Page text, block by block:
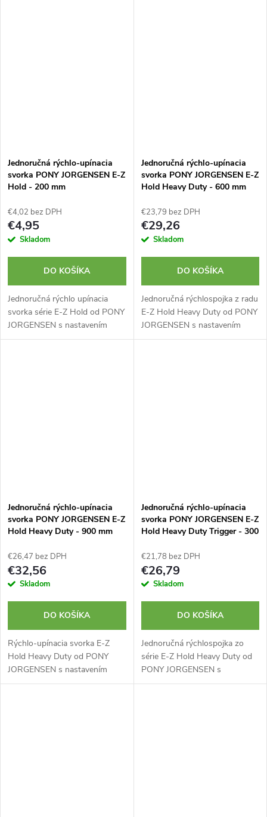
Jednoručná rýchlo-upínacia
svorka PONY JORGENSEN E-Z
Hold - 200 mm
€4,02 bez DPH
€4,95
Skladom
DO KOŠÍKA
Jednoručná rýchlo upínacia
svorka série E-Z Hold od PONY
JORGENSEN s nastavením
tlaku je ideálna pre hobbyistov,
Jednoručná rýchlo-upínacia
svorka PONY JORGENSEN E-Z
Hold Heavy Duty - 600 mm
€23,79 bez DPH
€29,26
Skladom
DO KOŠÍKA
Jednoručná rýchlospojka z radu
E-Z Hold Heavy Duty od PONY
JORGENSEN s nastavením
tlaku je ideálna pre
Jednoručná rýchlo-upínacia
svorka PONY JORGENSEN E-Z
Hold Heavy Duty - 900 mm
€26,47 bez DPH
€32,56
Skladom
DO KOŠÍKA
Rýchlo-upínacia svorka E-Z
Hold Heavy Duty od PONY
JORGENSEN s nastavením
tlaku je ideálna pre
Jednoručná rýchlo-upínacia
svorka PONY JORGENSEN E-Z
Hold Heavy Duty Trigger - 300
€21,78 bez DPH
€26,79
Skladom
DO KOŠÍKA
Jednoručná rýchlospojka zo
série E-Z Hold Heavy Duty od
PONY JORGENSEN s
nastavením tlaku je ideálna pre